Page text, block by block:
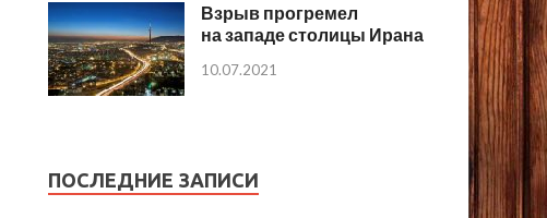
Взрыв прогремел
на западе столицы Ирана
10.07.2021
ПОСЛЕДНИЕ ЗАПИСИ